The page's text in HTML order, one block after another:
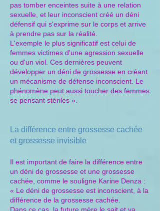
pas tomber enceintes suite à une relation
sexuelle, et leur inconscient créé un déni
défensif qui s'exprime sur le corps et arrive
à prendre pas sur la réalité.
L'exemple le plus significatif est celui de
femmes victimes d'une agression sexuelle
ou d'un viol. Ces dernières peuvent
développer un déni de grossesse en créant
un mécanisme de défense inconscient. Le
phénomène peut aussi toucher des femmes
se pensant stériles ».
La différence entre grossesse cachée
et grossesse invisible
Il est important de faire la différence entre
un déni de grossesse et une grossesse
cachée, comme le souligne Karine Denza :
« Le déni de grossesse est inconscient, à la
différence de la grossesse cachée.